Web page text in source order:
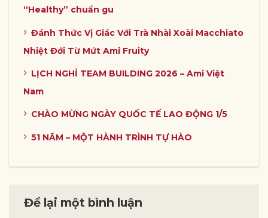
“Healthy” chuẩn gu
Đánh Thức Vị Giác Với Trà Nhài Xoài Macchiato
Nhiệt Đới Từ Mứt Ami Fruity
LỊCH NGHỈ TEAM BUILDING 2026 – Ami Việt
Nam
CHÀO MỪNG NGÀY QUỐC TẾ LAO ĐỘNG 1/5
51 NĂM – MỘT HÀNH TRÌNH TỰ HÀO
Để lại một bình luận